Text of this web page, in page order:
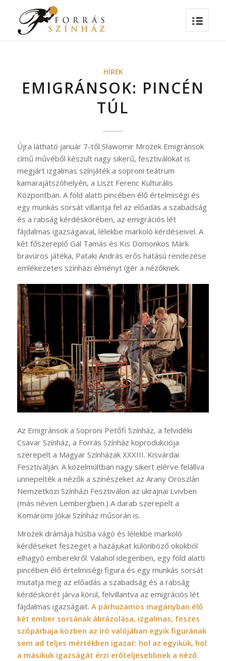
HÍREK
EMIGRÁNSOK: PINCÉN
TÚL
Újra látható január 7-től Sławomir Mrożek Emigránsok
című művéből készült nagy sikerű, fesztiválokat is
megjárt izgalmas színjáték a soproni teátrum
kamarajátszóhelyén, a Liszt Ferenc Kulturális
Központban. A föld alatti pincében élő értelmiségi és
egy munkás sorsát villantja fel az előadás a szabadság
és a rabság kérdéskörében, az emigrációs lét
fájdalmas igazságaival, lélekbe markoló kérdéseivel. A
két főszereplő Gál Tamás és Kis Domonkos Márk
bravúros játéka, Pataki András erős hatású rendezése
emlékezetes színházi élményt ígér a nézőknek.
Az Emigránsok a Soproni Petőfi Színház, a felvidéki
Csavar Színház, a Forrás Színház koprodukciója
szerepelt a Magyar Színházak XXXIII. Kisvárdai
Fesztiválján. A közelmúltban nagy sikert elérve felállva
ünnepelték a nézők a színészeket az Arany Oroszlán
Nemzetközi Színházi Fesztiválon az ukrajnai Lvivben
(más néven Lembergben.) A darab szerepelt a
Komáromi Jókai Színház műsorán is.
Mrożek drámája húsba vágó és lélekbe markoló
kérdéseket feszeget a hazájukat különböző okokból
elhagyó emberekről. Valahol idegenben, egy föld alatti
pincében élő értelmiségi figura és egy munkás sorsát
mutatja meg az előadás a szabadság és a rabság
kérdéskörét járva körül, felvillantva az emigrációs lét
fájdalmas igazságait. A párhuzamos magányban élő
két ember sorsának ábrázolása, izgalmas, feszes
szópárbaja közben az író valójában egyik figurának
sem ad teljes mértékben igazat: hol az egyikük, hol
a másikuk igazságát érzi erőteljesebbnek a néző.